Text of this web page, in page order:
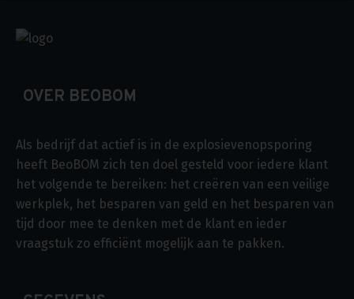
OVER BEOBOM
Als bedrijf dat actief is in de explosievenopsporing
heeft BeoBOM zich ten doel gesteld voor iedere klant
het volgende te bereiken: het creëren van een veilige
werkplek, het besparen van geld en het besparen van
tijd door mee te denken met de klant en ieder
vraagstuk zo efficiënt mogelijk aan te pakken.